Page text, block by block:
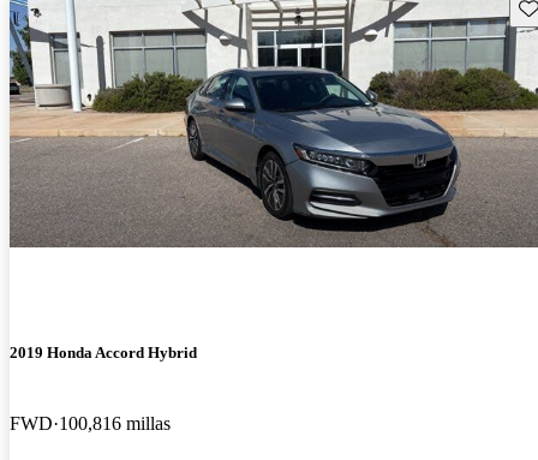
2019 Honda Accord Hybrid
FWD 100,816 millas